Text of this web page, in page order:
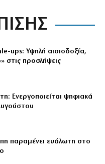
ups: Υψηλή αισιοδοξία,
στις προσλήψεις
Ενεργοποιείται ψηφιακά
παραμένει ευάλωτη στο